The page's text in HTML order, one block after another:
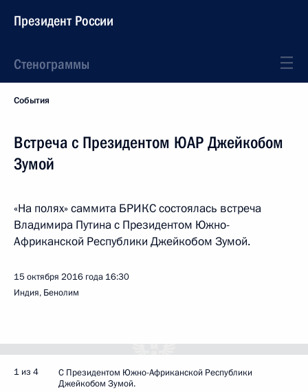
Президент России
Стенограммы
События
Встреча с Президентом ЮАР Джейкобом
Зумой
«На полях» саммита БРИКС состоялась встреча
Владимира Путина с Президентом Южно-
Африканской Республики Джейкобом Зумой.
15 октября 2016 года 16:30
Индия, Бенолим
1 из 4
С Президентом Южно-Африканской Республики
Джейкобом Зумой.